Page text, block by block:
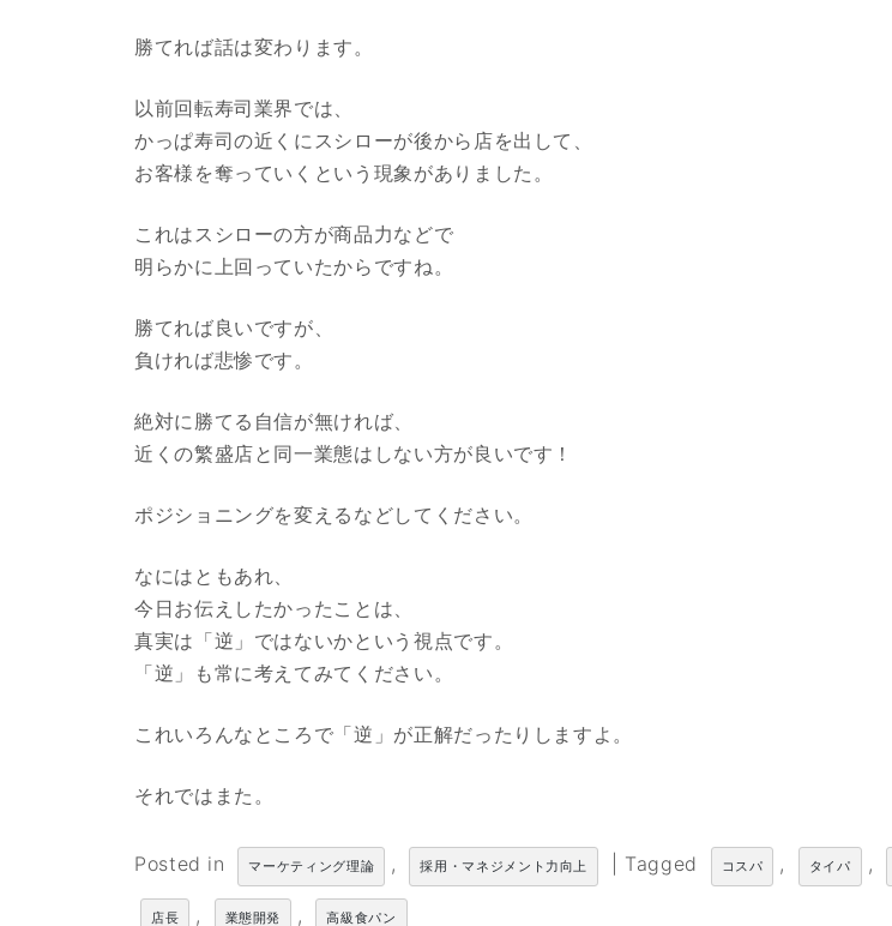
勝てれば話は変わります。
以前回転寿司業界では、
かっぱ寿司の近くにスシローが後から店を出して、
お客様を奪っていくという現象がありました。
これはスシローの方が商品力などで
明らかに上回っていたからですね。
勝てれば良いですが、
負ければ悲惨です。
絶対に勝てる自信が無ければ、
近くの繁盛店と同一業態はしない方が良いです！
ポジショニングを変えるなどしてください。
なにはともあれ、
今日お伝えしたかったことは、
真実は「逆」ではないかという視点です。
「逆」も常に考えてみてください。
これいろんなところで「逆」が正解だったりしますよ。
それではまた。
Posted in マーケティング理論 , 採用・マネジメント力向上 Tagged コスパ , タイパ ,
店長 , 業態開発 , 高級食パン